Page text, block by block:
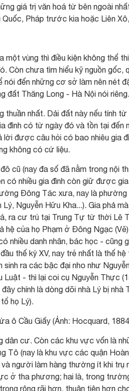
giá trị văn hoá từ bên ngoài
Pháp trước kia hoặc Liên
vùng thì điều kiện không thể
Còn chưa tìm hiểu kỹ nguồn gốc,
đến những cơ sở làm nên nét
đất Thăng Long - Hà Nội nói riêng.
nhất. Dải đất này nếu tính
đình có từ ngày đó và tồn tại đến
được câu hỏi có bao nhiêu gia
không có cứ liệu.
cũ (nay đa số đã nằm trong nội
có nhiều gia đình còn giữ được
Đông Tác xưa, nay là
Lý, Nguyễn Hữu Kha...). Gia phả
ra cư trú tại Trung Tự từ thời Lê
hệ của họ Phạm ở Đông Ngạc
nhiều danh nhân, bác học - cũng
thế kỷ XV, nay trẻ nhất là thế
ra các bậc đại nho như
Luật - thì lại coi cụ Nguyễn Thực
chính là dòng dõi nhà Lý bị nhà
họ Lý).
ô Cầu Giấy (Ảnh: Hocquard,
cư. Còn các khu vực vốn là
Tô (nay là khu vực các quận
người làm hàng thường ít khi trụ
ở tha phương; hai là, trong
rộng rãi hơn, thuận tiện hơn